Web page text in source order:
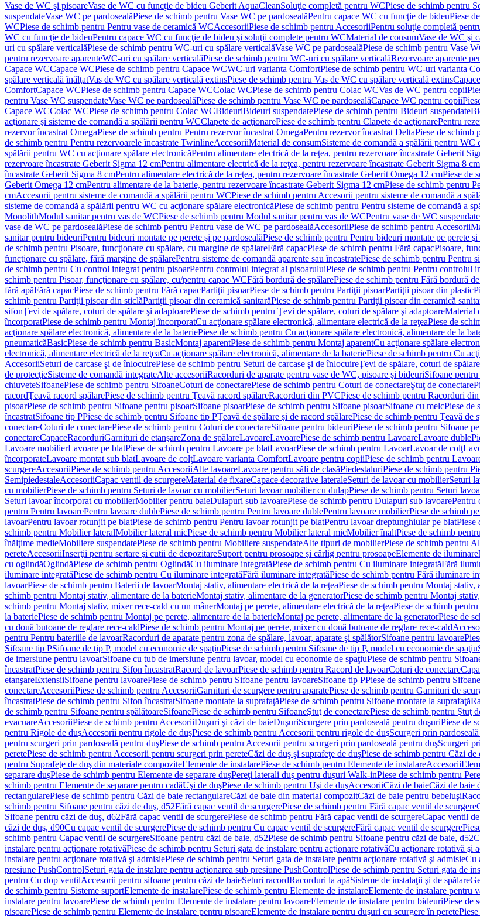
Vase de WC şi pisoareVase de WC cu funcţie de bideu Geberit AquaCleanSoluţie completă pentru WCPiese de schimb pentru
suspendateVase WC pe pardosealăPiese de schimb pentru Vase WC pe pardosealăPentru capace WC cu funcţie de bideuPiese
WCPiese de schimb pentru Pentru vase de ceramică WCAccesoriiPiese de schimb pentru AccesoriiPentru soluţie completă
WC cu funcţie de bideuPentru capace WC cu funcţie de bideu şi soluţii complete pentru WCMaterial de consumVase de WC şi
uri cu spălare verticalăPiese de schimb pentru WC-uri cu spălare verticalăVase WC pe pardosealăPiese de schimb pentru Vase
pentru rezervoare aparenteWC-uri cu spălare verticalăPiese de schimb pentru WC-uri cu spălare verticalăRezervoare aparente
Capace WCCapace WCPiese de schimb pentru Capace WCWC-uri varianta ComfortPiese de schimb pentru WC-uri varianta
spălare verticală înălţatVas de WC cu spălare verticală extinsPiese de schimb pentru Vas de WC cu spălare verticală extins
ComfortCapace WCPiese de schimb pentru Capace WCColac WCPiese de schimb pentru Colac WCVas de WC pentru copii
pentru Vase WC suspendateVase WC pe pardosealăPiese de schimb pentru Vase WC pe pardosealăCapace WC pentru copii
Capace WCColac WCPiese de schimb pentru Colac WCBideuriBideuri suspendatePiese de schimb pentru Bideuri suspendate
acţionare şi sisteme de comandă a spălării pentru WCClapete de acţionarePiese de schimb pentru Clapete de acţionarePentru
rezervor încastrat OmegaPiese de schimb pentru Pentru rezervor încastrat OmegaPentru rezervor încastrat DeltaPiese de schimb
de schimb pentru Pentru rezervoarele încastrate TwinlineAccesoriiMaterial de consumSisteme de comandă a spălării pentru WC
spălării pentru WC cu acţionare spălare electronicăPentru alimentare electrică de la reţea, pentru rezervoare încastrate Geberit
rezervoare încastrate Geberit Sigma 12 cmPentru alimentare electrică de la reţea, pentru rezervoare încastrate Geberit Sigma 8 cm
încastrate Geberit Sigma 8 cmPentru alimentare electrică de la reţea, pentru rezervoare încastrate Geberit Omega 12 cmPiese de
Geberit Omega 12 cmPentru alimentare de la baterie, pentru rezervoare încastrate Geberit Sigma 12 cmPiese de schimb pentru
cmAccesorii pentru sisteme de comandă a spălării pentru WCPiese de schimb pentru Accesorii pentru sisteme de comandă a
sisteme de comandă a spălării pentru WC cu acţionare spălare electronicăPiese de schimb pentru Pentru sisteme de comandă a
MonolithModul sanitar pentru vas de WCPiese de schimb pentru Modul sanitar pentru vas de WCPentru vase de WC
vase de WC pe pardosealăPiese de schimb pentru Pentru vase de WC pe pardosealăAccesoriiPiese de schimb pentru Accesorii
sanitar pentru bideuriPentru bideuri montate pe perete şi pe pardosealăPiese de schimb pentru Pentru bideuri montate pe perete şi
de schimb pentru Pisoare, funcţionare cu spălare, cu margine de spălareFără capacPiese de schimb pentru Fără capacPisoare,
funcţionare cu spălare, fără margine de spălarePentru sisteme de comandă aparente sau încastratePiese de schimb pentru Pentru
de schimb pentru Cu control integrat pentru pisoarPentru controlul integrat al pisoaruluiPiese de schimb pentru Pentru controlul
schimb pentru Pisoar, funcţionare cu spălare, cu/pentru capac WCFără bordură de spălarePiese de schimb pentru Fără bordură
fără apăFără capacPiese de schimb pentru Fără capacPartiţii pisoarPiese de schimb pentru Partiţii pisoarPartiţii pisoar din plastic
schimb pentru Partiţii pisoar din sticlăPartiţii pisoar din ceramică sanitarăPiese de schimb pentru Partiţii pisoar din ceramică
sifonŢevi de spălare, coturi de spălare şi adaptoarePiese de schimb pentru Ţevi de spălare, coturi de spălare şi adaptoareMaterial
încorporatPiese de schimb pentru Montaj încorporatCu acţionare spălare electronică, alimentare electrică de la reţeaPiese de
acţionare spălare electronică, alimentare de la bateriePiese de schimb pentru Cu acţionare spălare electronică, alimentare de la
pneumaticăBasicPiese de schimb pentru BasicMontaj aparentPiese de schimb pentru Montaj aparentCu acţionare spălare
electronică, alimentare electrică de la reţeaCu acţionare spălare electronică, alimentare de la bateriePiese de schimb pentru Cu
AccesoriiSeturi de carcase şi de înlocuirePiese de schimb pentru Seturi de carcase şi de înlocuireŢevi de spălare, coturi de
de protecţieSisteme de comandă integrateAlte accesoriiRacorduri de aparate pentru vase de WC, pisoare şi bideuriSifoane
chiuveteSifoanePiese de schimb pentru SifoaneCoturi de conectarePiese de schimb pentru Coturi de conectareŞtuţ de conectare
racordŢeavă racord spălarePiese de schimb pentru Ţeavă racord spălareRacorduri din PVCPiese de schimb pentru Racorduri
pisoarPiese de schimb pentru Sifoane pentru pisoarSifoane pisoarPiese de schimb pentru Sifoane pisoarSifoane cu melcPiese de
încastratSifoane tip PPiese de schimb pentru Sifoane tip PŢeavă de spălare şi de racord spălarePiese de schimb pentru Ţeavă de
conectareCoturi de conectarePiese de schimb pentru Coturi de conectareSifoane pentru bideuriPiese de schimb pentru Sifoane
conectareCapaceRacorduriGarnituri de etanşareZona de spălareLavoareLavoarePiese de schimb pentru LavoareLavoare duble
Lavoare mobilierLavoare pe blatPiese de schimb pentru Lavoare pe blatLavoarPiese de schimb pentru LavoarLavoar de colţ
încorporateLavoare montat sub blatLavoare de colţLavoare varianta ComfortLavoare pentru copiiPiese de schimb pentru
scurgereAccesoriiPiese de schimb pentru AccesoriiAlte lavoareLavoare pentru săli de clasăPiedestaluriPiese de schimb pentru
SemipiedestaleAccesoriiCapac ventil de scurgereMaterial de fixareCapace decorative lateraleSeturi de lavoar cu mobilierSeturi
cu mobilierPiese de schimb pentru Seturi de lavoar cu mobilierSeturi lavoar mobilier cu dulapPiese de schimb pentru Seturi
Seturi lavoar încorporat cu mobilierMobilier pentru baieDulapuri sub lavoarePiese de schimb pentru Dulapuri sub lavoarePentru
pentru Pentru lavoarePentru lavoare dublePiese de schimb pentru Pentru lavoare dublePentru lavoare mobilierPiese de schimb
lavoarPentru lavoar rotunjit pe blatPiese de schimb pentru Pentru lavoar rotunjit pe blatPentru lavoar dreptunghiular pe blatPiese
schimb pentru Mobilier lateralMobilier lateral micPiese de schimb pentru Mobilier lateral micMobilier înaltPiese de schimb
înălţime medieMobiliere suspendatePiese de schimb pentru Mobiliere suspendateAlte tipuri de mobilierPiese de schimb pentru
pereteAccesoriiInserţii pentru sertare şi cutii de depozitareSuport pentru prosoape şi cârlig pentru prosoapeElemente de iluminare
cu oglindăOglindăPiese de schimb pentru OglindăCu iluminare integratăPiese de schimb pentru Cu iluminare integratăFără
iluminare integratăPiese de schimb pentru Cu iluminare integratăFără iluminare integratăPiese de schimb pentru Fără iluminare
lavoarPiese de schimb pentru Baterii de lavoarMontaj stativ, alimentare electrică de la reţeaPiese de schimb pentru Montaj stativ,
schimb pentru Montaj stativ, alimentare de la baterieMontaj stativ, alimentare de la generatorPiese de schimb pentru Montaj
schimb pentru Montaj stativ, mixer rece-cald cu un mânerMontaj pe perete, alimentare electrică de la reţeaPiese de schimb
la bateriePiese de schimb pentru Montaj pe perete, alimentare de la baterieMontaj pe perete, alimentare de la generatorPiese de
cu două butoane de reglare rece-caldPiese de schimb pentru Montaj pe perete, mixer cu două butoane de reglare rece-cald
pentru Pentru bateriile de lavoarRacorduri de aparate pentru zona de spălare, lavoar, aparate şi spălătorSifoane pentru lavoare
Sifoane tip PSifoane de tip P, model cu economie de spaţiuPiese de schimb pentru Sifoane de tip P, model cu economie de spaţiu
de imersiune pentru lavoarSifoane cu tub de imersiune pentru lavoar, model cu economie de spaţiuPiese de schimb pentru
încastratPiese de schimb pentru Sifon încastratRacord de lavoarPiese de schimb pentru Racord de lavoarCoturi de conectare
etanşareExtensiiSifoane pentru lavoarePiese de schimb pentru Sifoane pentru lavoareSifoane tip PPiese de schimb pentru
conectareAccesoriiPiese de schimb pentru AccesoriiGarnituri de scurgere pentru aparatePiese de schimb pentru Garnituri de
încastratPiese de schimb pentru Sifon încastratSifoane montate la suprafaţăPiese de schimb pentru Sifoane montate la suprafaţă
de schimb pentru Sifoane pentru spălătoareSifoanePiese de schimb pentru SifoaneŞtuţ de conectarePiese de schimb pentru Ştuţ
evacuareAccesoriiPiese de schimb pentru AccesoriiDuşuri şi căzi de baieDuşuriScurgere prin pardoseală pentru duşuriPiese de
pentru Rigole de duşAccesorii pentru rigole de duşPiese de schimb pentru Accesorii pentru rigole de duşScurgeri prin
pentru scurgeri prin pardoseală pentru duşPiese de schimb pentru Accesorii pentru scurgeri prin pardoseală pentru duşScurgeri
peretePiese de schimb pentru Accesorii pentru scurgeri prin pereteCăzi de duş şi suprafeţe de duşPiese de schimb pentru Căzi de
pentru Suprafeţe de duş din materiale compoziteElemente de instalarePiese de schimb pentru Elemente de instalareAccesorii
separare duşPiese de schimb pentru Elemente de separare duşPereţi laterali duş pentru duşuri Walk-inPiese de schimb pentru
schimb pentru Elemente de separare pentru cadăUşi de duşPiese de schimb pentru Uşi de duşAccesoriiCăzi de baieCăzi de baie
rectangularePiese de schimb pentru Căzi de baie rectangulareCăzi de baie din material compozitCăzi de baie pentru bebeluşi
schimb pentru Sifoane pentru căzi de duş, d52Fără capac ventil de scurgerePiese de schimb pentru Fără capac ventil de scurgere
Sifoane pentru căzi de duş, d62Fără capac ventil de scurgerePiese de schimb pentru Fără capac ventil de scurgereCapac ventil
căzi de duş, d90Cu capac ventil de scurgerePiese de schimb pentru Cu capac ventil de scurgereFără capac ventil de scurgere
schimb pentru Capac ventil de scurgereSifoane pentru căzi de baie, d52Piese de schimb pentru Sifoane pentru căzi de baie, d52
instalare pentru acţionare rotativăPiese de schimb pentru Seturi gata de instalare pentru acţionare rotativăCu acţionare rotativă şi
instalare pentru acţionare rotativă şi admisiePiese de schimb pentru Seturi gata de instalare pentru acţionare rotativă şi admisieCu
presiune PushControlSeturi gata de instalare pentru acţionarea sub presiune PushControlPiese de schimb pentru Seturi gata de
pentru Cu dop ventilAccesorii pentru sifoane pentru căzi de baieSeturi racordRacorduri la apăSisteme de instalaţii şi de spălare
de schimb pentru Sisteme suportElemente de instalarePiese de schimb pentru Elemente de instalareElemente de instalare pentru
instalare pentru lavoarePiese de schimb pentru Elemente de instalare pentru lavoareElemente de instalare pentru bideuriPiese de
pisoarePiese de schimb pentru Elemente de instalare pentru pisoareElemente de instalare pentru duşuri cu scurgere în perete